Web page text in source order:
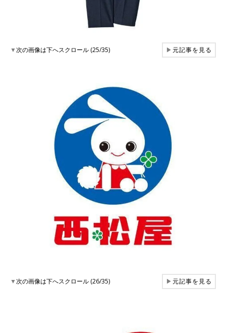
▼次の画像は下へスクロール (25/35) ▶元記事を見る
▼次の画像は下へスクロール (26/35) ▶元記事を見る